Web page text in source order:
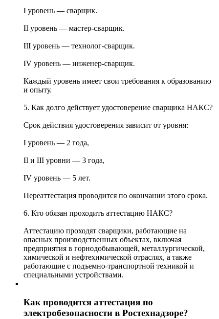
I уровень — сварщик.
II уровень — мастер-сварщик.
III уровень — технолог-сварщик.
IV уровень — инженер-сварщик.
Каждый уровень имеет свои требования к образованию
и опыту.
5. Как долго действует удостоверение сварщика НАКС?
Срок действия удостоверения зависит от уровня:
I уровень — 2 года,
II и III уровни — 3 года,
IV уровень — 5 лет.
Переаттестация проводится по окончании этого срока.
6. Кто обязан проходить аттестацию НАКС?
Аттестацию проходят сварщики, работающие на
опасных производственных объектах, включая
предприятия в горнодобывающей, металлургической,
химической и нефтехимической отраслях, а также
работающие с подъемно-транспортной техникой и
специальными устройствами.
Как проводится аттестация по
электробезопасности в Ростехнадзоре?